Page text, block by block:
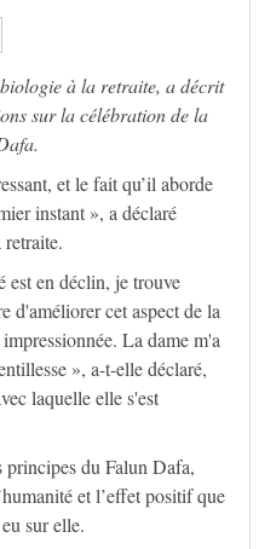
à la retraite, a décrit
sur la célébration de la
et le fait qu’il aborde
instant », a déclaré
est en déclin, je trouve
d'améliorer cet aspect de la
La dame m'a
», a-t-elle déclaré,
laquelle elle s'est
principes du Falun Dafa,
et l’effet positif que
eu sur elle.